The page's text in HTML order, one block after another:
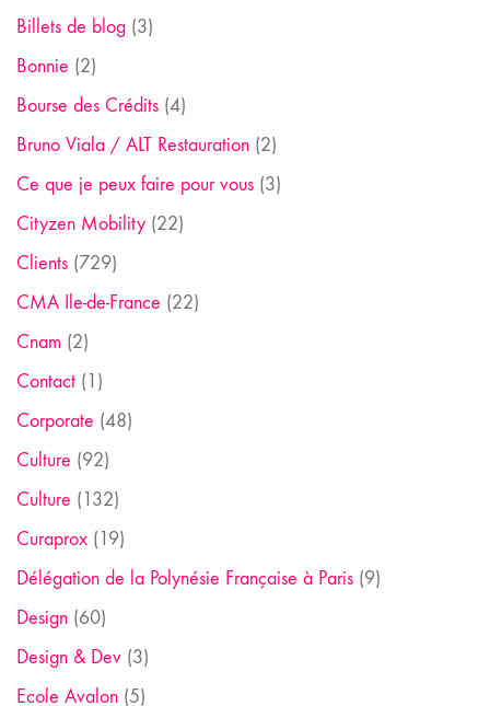
Billets de blog (3)
Bonnie (2)
Bourse des Crédits (4)
Bruno Viala / ALT Restauration (2)
Ce que je peux faire pour vous (3)
Cityzen Mobility (22)
Clients (729)
CMA Ile-de-France (22)
Cnam (2)
Contact (1)
Corporate (48)
Culture (92)
Culture (132)
Curaprox (19)
Délégation de la Polynésie Française à Paris (9)
Design (60)
Design & Dev (3)
Ecole Avalon (5)